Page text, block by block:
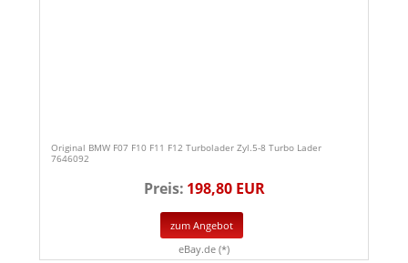
Original BMW F07 F10 F11 F12 Turbolader Zyl.5-8 Turbo Lader
7646092
Preis: 198,80 EUR
zum Angebot
eBay.de (*)